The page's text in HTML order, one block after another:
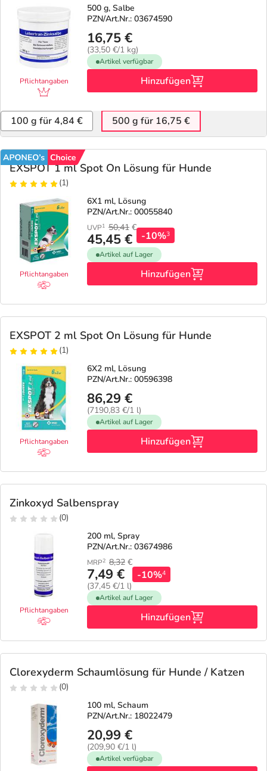
Diabetes
Körperpflege & Kosmetik
Liebe & Erotik
Mutter & Kind
Nahrungsergänzung
Natur & Homöopathie
Sanitätshaus
Sport & Fitness
Tierapotheke
Vitamine & Mineralstoffe
Marken
Geschenkideen
Aktuelle Coupons 7
Summer SALE
Reiseapotheke
Insektenschutz
Sonnenpflege
Sommerpflege für Haar und Kopfhaut
Täglich gut versorgt
Fragen und Antworten
Kontakt
Ratgeber
Beliebte Beiträge
E-Rezept einlösen
E-Rezept App
5% Extra Cash
Avene & Ducray Deals
Eucerin Deals
Evolsin Deals
Frontline & Frontpro Deals
Nattermann Deals
R(h)ein Nutrition Deals
Refluthin, Lasea & Carmenthin Deals
Salus Deals
Pflichtangaben
500 g, Salbe
PZN/Art.Nr.: 03674590
16,75 €
(33,50 €/1 kg)
Artikel verfügbar
Hinzufügen
100 g für 4,84 € 500 g für 16,75 €
EXSPOT 1 ml Spot On Lösung für Hunde
(1)
Pflichtangaben
6X1 ml, Lösung
PZN/Art.Nr.: 00055840
UVP1 50,41 €
45,45 € -10%3
Artikel auf Lager
Hinzufügen
EXSPOT 2 ml Spot On Lösung für Hunde
(1)
Pflichtangaben
6X2 ml, Lösung
PZN/Art.Nr.: 00596398
86,29 €
(7190,83 €/1 l)
Artikel auf Lager
Hinzufügen
Zinkoxyd Salbenspray
(0)
Pflichtangaben
200 ml, Spray
PZN/Art.Nr.: 03674986
MRP2 8,32 €
7,49 €
(37,45 €/1 l)
-10%4
Artikel auf Lager
Hinzufügen
Clorexyderm Schaumlösung für Hunde / Katzen
(0)
100 ml, Schaum
PZN/Art.Nr.: 18022479
20,99 €
(209,90 €/1 l)
Artikel verfügbar